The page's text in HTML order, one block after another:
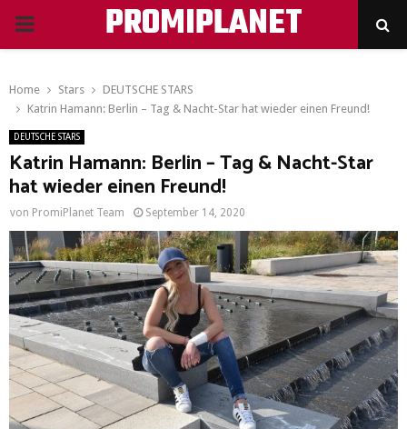
PRIMARY
PROMIPLANET
Home Stars
DEUTSCHE STARS
Katrin Hamann: Berlin – Tag & Nacht-Star hat wieder einen Freund!
DEUTSCHE STARS
Katrin Hamann: Berlin – Tag & Nacht-Star
hat wieder einen Freund!
von PromiPlanet Team September 14, 2020